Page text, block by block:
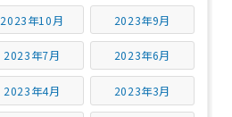
2023年10月 2023年9月
2023年7月 2023年6月
2023年4月 2023年3月